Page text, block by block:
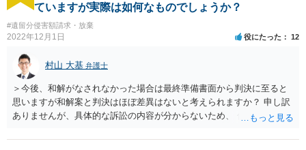
ていますが実際は如何なものでしょうか？
#遺留分侵害額請求・放棄
2022年12月1日 役にたった 12
村山 大基 弁護士
＞今後、和解がなされなかった場合は最終準備書面から判決に至ると
思いますが和解案と判決はほぼ差異はないと考えられますか？ 申し訳
ありませんが、具体的な訴訟の内容が分からないため、 何とも回答が
わかっている代理人弁護士に聞くか、 訴訟資料を持って面談相談に行